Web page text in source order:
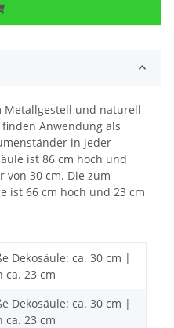
Metallgestell und naturell
Anwendung als
in jeder
ist 86 cm hoch und
von 30 cm. Die zum
ist 66 cm hoch und 23 cm
Dekosäule: ca. 30 cm |
ca. 23 cm
Dekosäule: ca. 30 cm |
ca. 23 cm